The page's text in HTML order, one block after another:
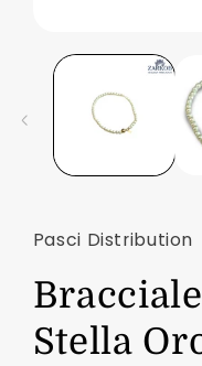
contenuti
multimediali
Pasci Distribution
Stella